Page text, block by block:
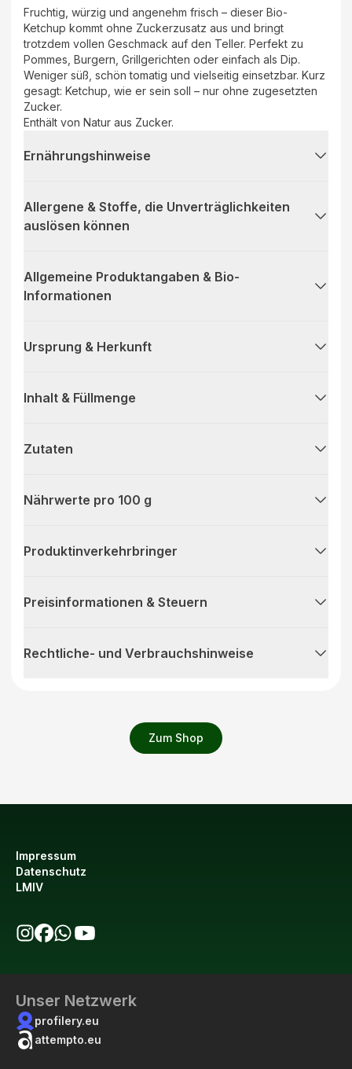
Zum Shop
Fruchtig, würzig und angenehm frisch – dieser Bio-
Ketchup kommt ohne Zuckerzusatz aus und bringt
trotzdem vollen Geschmack auf den Teller. Perfekt zu
Pommes, Burgern, Grillgerichten oder einfach als Dip.
Weniger süß, schön tomatig und vielseitig einsetzbar. Kurz
gesagt: Ketchup, wie er sein soll – nur ohne zugesetzten
Zucker.
Enthält von Natur aus Zucker.
Ernährungshinweise
Allergene & Stoffe, die Unverträglichkeiten
auslösen können
Allgemeine Produktangaben & Bio-
Informationen
Ursprung & Herkunft
Inhalt & Füllmenge
Zutaten
Nährwerte pro 100 g
Produktinverkehrbringer
Preisinformationen & Steuern
Rechtliche- und Verbrauchshinweise
Impressum
Datenschutz
LMIV
Unser Netzwerk
profilery.eu
attempto.eu